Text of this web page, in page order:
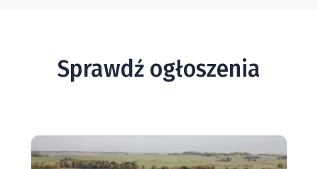
Sprawdź ogłoszenia